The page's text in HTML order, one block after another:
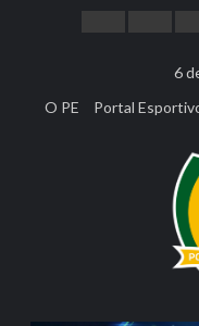
6
O PE
Portal